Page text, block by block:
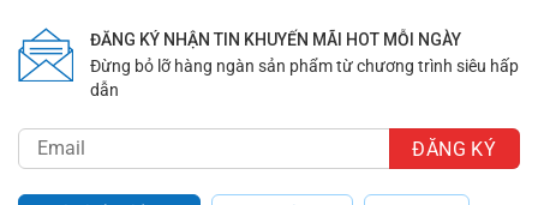
ĐĂNG KÝ NHẬN TIN KHUYẾN MÃI HOT MỖI NGÀY
Đừng bỏ lỡ hàng ngàn sản phẩm từ chương trình siêu hấp
dẫn